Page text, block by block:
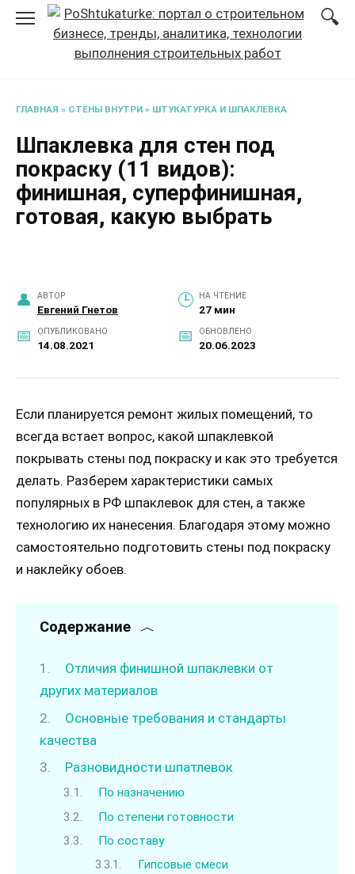
Перейти
содержанию
ГЛАВНАЯ » СТЕНЫ ВНУТРИ » ШТУКАТУРКА И ШПАКЛЕВКА
Шпаклевка для стен под
покраску (11 видов):
финишная, суперфинишная,
готовая, какую выбрать
АВТОР
Евгений Гнетов
НА ЧТЕНИЕ
27 мин
ОПУБЛИКОВАНО
14.08.2021
ОБНОВЛЕНО
20.06.2023
Если планируется ремонт жилых помещений, то
всегда встает вопрос, какой шпаклевкой
покрывать стены под покраску и как это требуется
делать. Разберем характеристики самых
популярных в РФ шпаклевок для стен, а также
технологию их нанесения. Благодаря этому можно
самостоятельно подготовить стены под покраску
и наклейку обоев.
Содержание
Отличия финишной шпаклевки от
других материалов
Основные требования и стандарты
качества
Разновидности шпатлевок
По назначению
По степени готовности
По составу
Гипсовые смеси